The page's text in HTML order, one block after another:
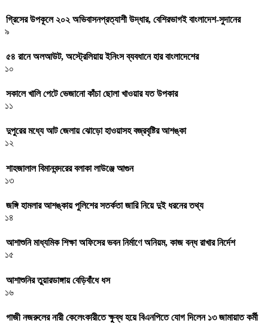
গ্রিসের উপকূলে ২০২ অভিবাসনপ্রত্যাশী উদ্ধার, বেশিরভাগই বাংলাদেশ-সুদানের
৯
৫৪ রানে অলআউট, অস্ট্রেলিয়ায় ইনিংস ব্যবধানে হার বাংলাদেশের
১০
সকালে খালি পেটে ভেজানো কাঁচা ছোলা খাওয়ার যত উপকার
১১
দুপুরের মধ্যে আট জেলায় ঝোড়ো হাওয়াসহ বজ্রবৃষ্টির আশঙ্কা
১২
শাহজালাল বিমানবন্দরের বলাকা লাউঞ্জে আগুন
১৩
জঙ্গি হামলার আশঙ্কায় পুলিশের সতর্কতা জারি নিয়ে দুই ধরনের তথ্য
১৪
আশাশুনি মাধ্যমিক শিক্ষা অফিসের ভবন নির্মাণে অনিয়ম, কাজ বন্ধ রাখার নির্দেশ
১৫
আশাশুনির তুয়ারডাঙ্গায় বেড়িবাঁধে ধস
১৬
গাজী নজরুলের নারী কেলেংকারীতে ক্ষুব্ধ হয়ে বিএনপিতে যোগ দিলেন ১৩ জামায়াত কর্মী